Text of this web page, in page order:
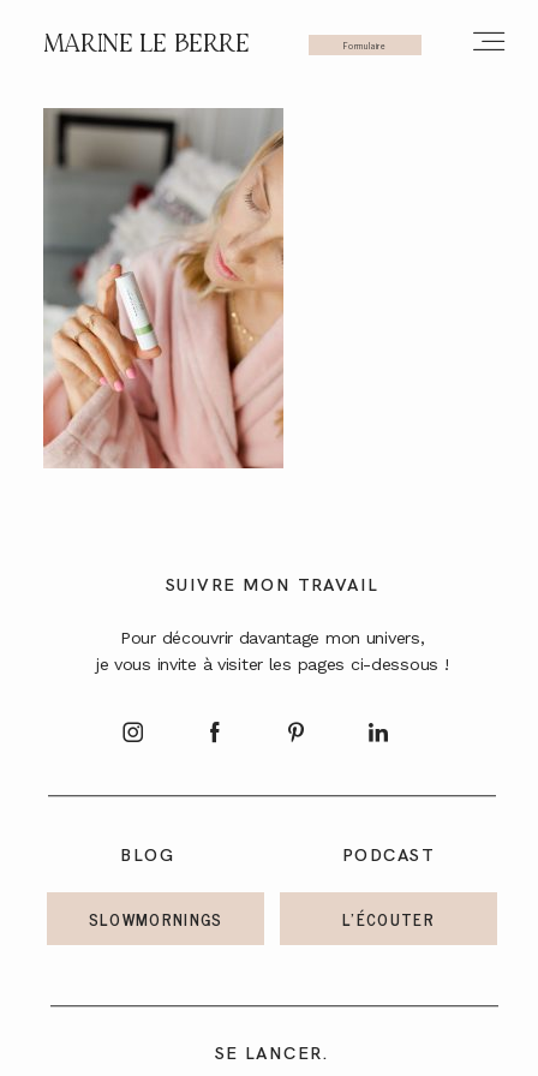
MARINE LE BERRE Formulaire
BLOG
SE LANCER.
SUIVRE MON TRAVAIL
SLOWMORNINGS
Pour découvrir davantage mon univers,
je vous invite à visiter les pages ci-dessous !
PODCAST
L'ÉCOUTER
HOME
PHOTOS
VIDÉOS
SERVICES
CONTACT